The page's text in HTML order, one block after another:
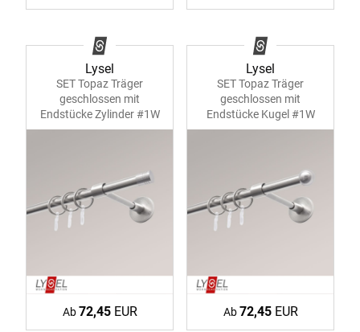
Lysel
SET Topaz Träger
geschlossen mit
Endstücke Zylinder #1W
Ab72,45EUR
Lysel
SET Topaz Träger
geschlossen mit
Endstücke Kugel #1W
Ab72,45EUR